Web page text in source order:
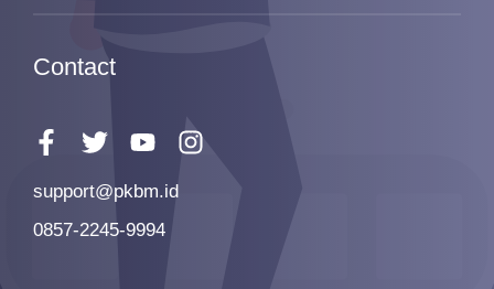
Contact
support@pkbm.id
0857-2245-9994